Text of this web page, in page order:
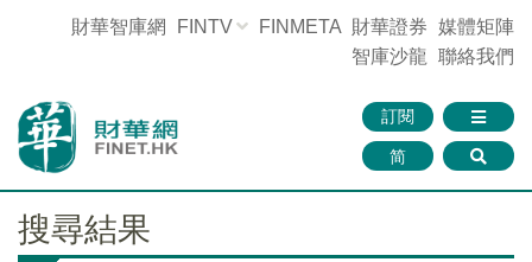
財華智庫網 FINTV FINMETA 財華證券 媒體矩陣
智庫沙龍 聯絡我們
訂閱
简
搜尋結果